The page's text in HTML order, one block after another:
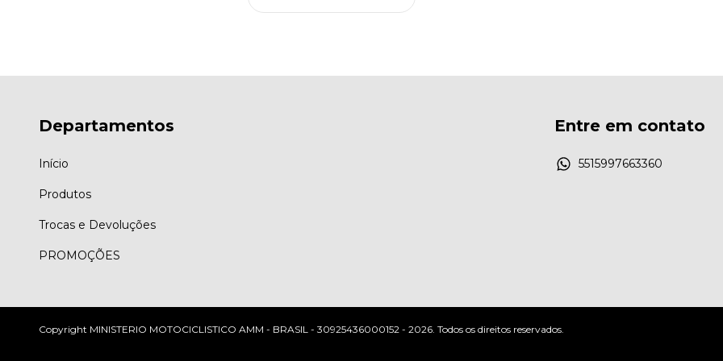
Departamentos
Início
Produtos
Trocas e Devoluções
PROMOÇÕES
Entre em contato
5515997663360
Copyright MINISTERIO MOTOCICLISTICO AMM - BRASIL - 30925436000152 - 2026. Todos os direitos reservados.